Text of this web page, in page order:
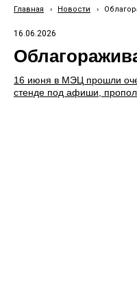
Главная › Новости ›
16.06.2026
16 июня в МЭЦ прошли
стенде под афиши,